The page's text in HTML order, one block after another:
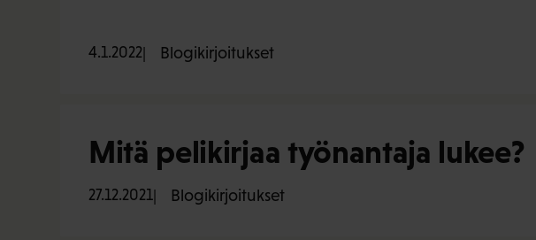
4.1.2022 Blogikirjoitukset
Mitä pelikirjaa työnantaja lukee?
27.12.2021 Blogikirjoitukset